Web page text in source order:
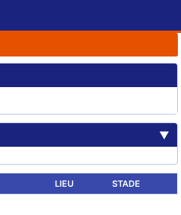
▼
LIEU STADE